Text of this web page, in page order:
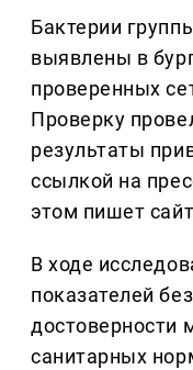
Бактерии
выявлены в
проверенных
Проверку
результаты
ссылкой на
этом пишет сайт
В ходе
показателей
достоверности
санитарных